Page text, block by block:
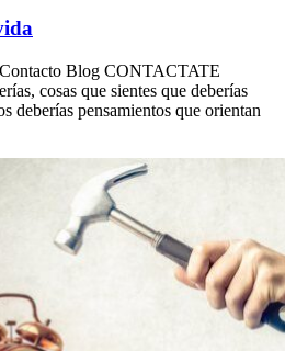
Blog CONTACTATE
cosas que sientes que deberías
deberías pensamientos que orientan